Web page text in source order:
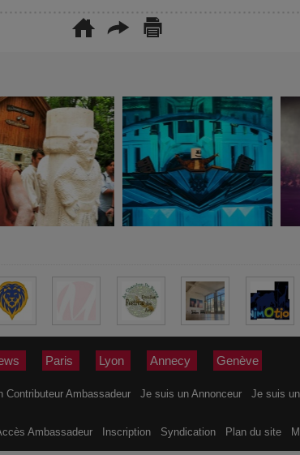
Paris Lyon Annecy Genève
Contributeur Ambassadeur Je suis un Annonceur Je suis
Ambassadeur Inscription Syndication Plan du site